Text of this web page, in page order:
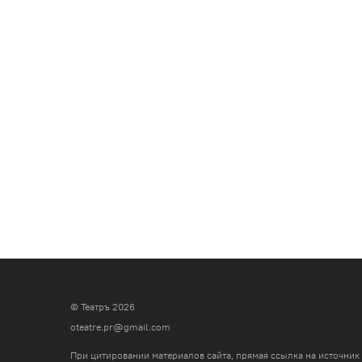
© Театръ 2026
oteatre.pr@gmail.com
При цитировании материалов сайта, прямая ссылка на источник